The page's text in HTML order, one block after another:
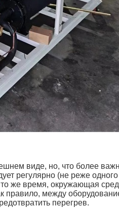
виде, но, что более
регулярно (не реже
же время, окружающая
правило, между
перегрев.